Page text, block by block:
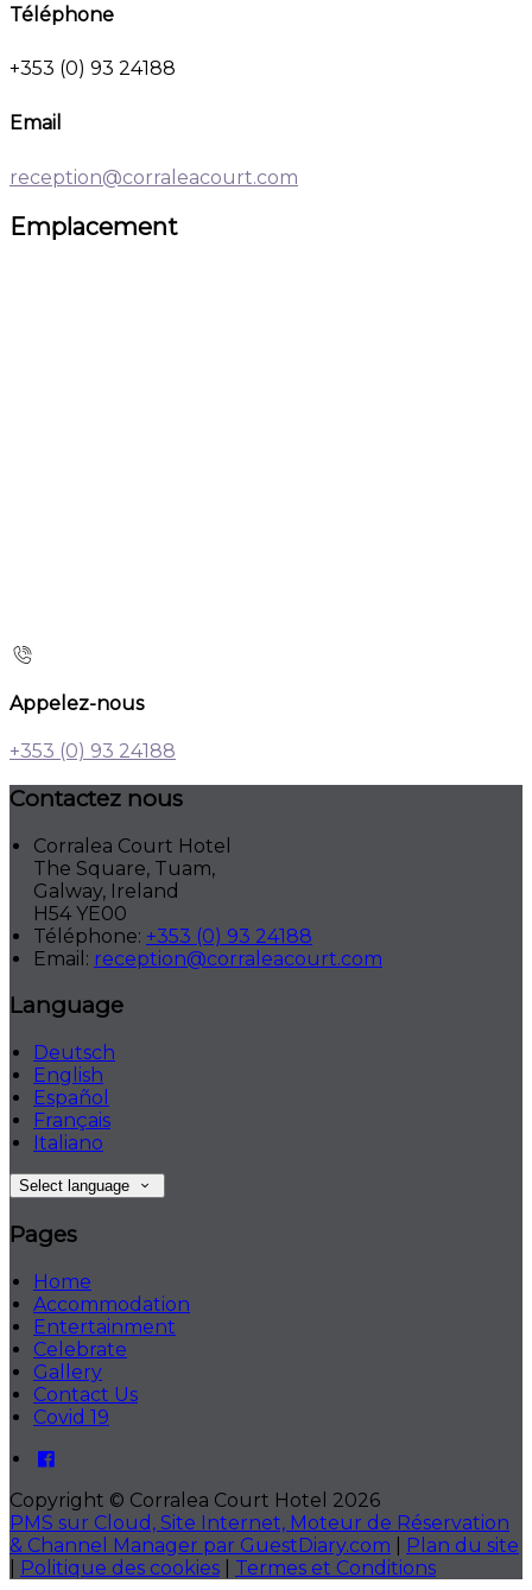
Téléphone
+353 (0) 93 24188
Email
reception@corraleacourt.com
Emplacement
Appelez-nous
+353 (0) 93 24188
Contactez nous
Corralea Court Hotel
The Square, Tuam,
Galway, Ireland
H54 YE00
Téléphone: +353 (0) 93 24188
Email: reception@corraleacourt.com
Language
Deutsch
English
Español
Français
Italiano
Select language
Pages
Home
Accommodation
Entertainment
Celebrate
Gallery
Contact Us
Covid 19
Copyright © Corralea Court Hotel 2026
PMS sur Cloud, Site Internet, Moteur de Réservation
& Channel Manager par GuestDiary.com
Plan du site
Politique des cookies Termes et Conditions